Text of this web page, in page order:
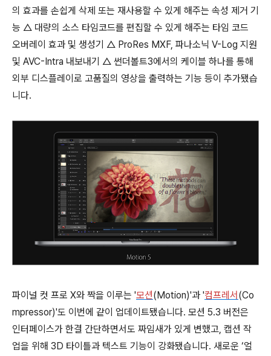
의 효과를 손쉽게 삭제 또는 재사용할 수 있게 해주는 속성 제거 기
능 △ 대량의 소스 타임코드를 편집할 수 있게 해주는 타임 코드
오버레이 효과 및 생성기 △ ProRes MXF, 파나소닉 V-Log 지원
및 AVC-Intra 내보내기 △ 썬더볼트3에서의 케이블 하나를 통해
외부 디스플레이로 고품질의 영상을 출력하는 기능 등이 추가됐습
니다.
파이널 컷 프로 X와 짝을 이루는 '모션(Motion)'과 '컴프레서(Co
mpressor)'도 이번에 같이 업데이트됐습니다. 모션 5.3 버전은
인터페이스가 한결 간단하면서도 짜임새가 있게 변했고, 캡션 작
업을 위해 3D 타이틀과 텍스트 기능이 강화됐습니다. 새로운 ‘얼